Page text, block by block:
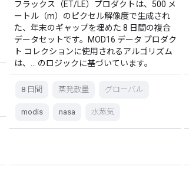
フラックス（ET/LE）プロダクトは、500 メ
ートル（m）のピクセル解像度で生成され
た、年末のギャップを埋めた 8 日間の複合
データセットです。MOD16 データ プロダク
ト コレクションに使用されるアルゴリズム
は、… のロジックに基づいています。
8 日間 蒸発散量 グローバル
modis nasa 水蒸気